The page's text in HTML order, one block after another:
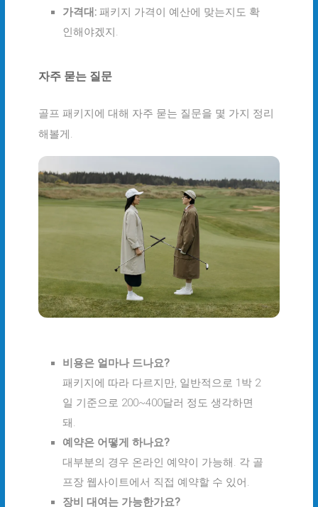
가격대:패키지 가격이 예산에 맞는지도 확
인해야겠지.
자주 묻는 질문
골프 패키지에 대해 자주 묻는 질문을 몇 가지 정리
해볼게.
비용은 얼마나 드나요?
패키지에 따라 다르지만, 일반적으로 1박 2
일 기준으로 200~400달러 정도 생각하면
돼.
예약은 어떻게 하나요?
대부분의 경우 온라인 예약이 가능해. 각 골
프장 웹사이트에서 직접 예약할 수 있어.
장비 대여는 가능한가요?